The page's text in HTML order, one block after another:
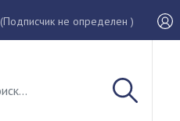
(Подписчик не определен )